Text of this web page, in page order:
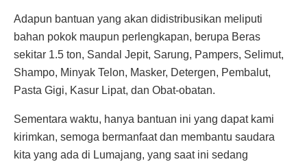
Adapun bantuan yang akan didistribusikan meliputi
bahan pokok maupun perlengkapan, berupa Beras
sekitar 1.5 ton, Sandal Jepit, Sarung, Pampers, Selimut,
Shampo, Minyak Telon, Masker, Detergen, Pembalut,
Pasta Gigi, Kasur Lipat, dan Obat-obatan.
Sementara waktu, hanya bantuan ini yang dapat kami
kirimkan, semoga bermanfaat dan membantu saudara
kita yang ada di Lumajang, yang saat ini sedang